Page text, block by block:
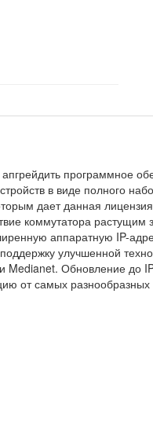
программное
в виде полного
дает данная
коммутатора
аппаратную IP-
улучшенной
Medianet. Обновление до
от самых разнообразных